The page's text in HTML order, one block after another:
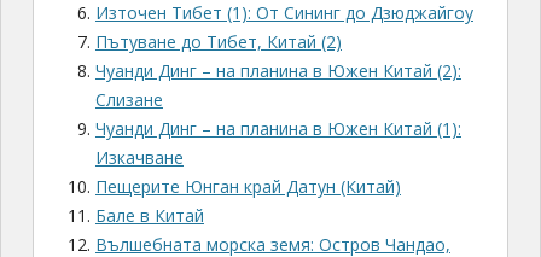
Източен Тибет (1): От Сининг до Дзюджайгоу
Пътуване до Тибет, Китай (2)
Чуанди Динг – на планина в Южен Китай (2):
Слизане
Чуанди Динг – на планина в Южен Китай (1):
Изкачване
Пещерите Юнган край Датун (Китай)
Бале в Китай
Вълшебната морска земя: Остров Чандао,